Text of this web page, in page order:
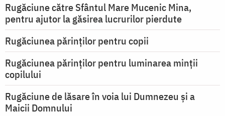
Rugăciune către Sfântul Mare Mucenic Mina,
pentru ajutor la găsirea lucrurilor pierdute
Rugăciunea părinților pentru copii
Rugăciunea părinților pentru luminarea minţii
copilului
Rugăciune de lăsare în voia lui Dumnezeu şi a
Maicii Domnului